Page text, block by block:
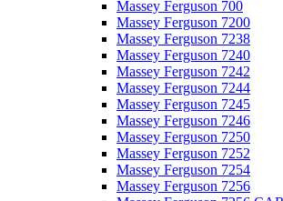
Massey Ferguson 700
Massey Ferguson 7200
Massey Ferguson 7238
Massey Ferguson 7240
Massey Ferguson 7242
Massey Ferguson 7244
Massey Ferguson 7245
Massey Ferguson 7246
Massey Ferguson 7250
Massey Ferguson 7252
Massey Ferguson 7254
Massey Ferguson 7256